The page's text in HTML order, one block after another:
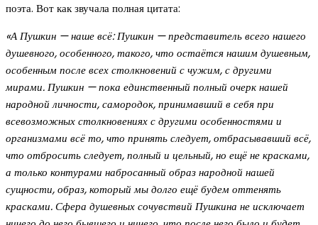
поэта. Вот как звучала полная цитата:
«А Пушкин — наше всё: Пушкин — представитель всего нашего
душевного, особенного, такого, что остаётся нашим душевным,
особенным после всех столкновений с чужим, с другими
мирами. Пушкин — пока единственный полный очерк нашей
народной личности, самородок, принимавший в себя при
всевозможных столкновениях с другими особенностями и
организмами всё то, что принять следует, отбрасывавший всё,
что отбросить следует, полный и цельный, но ещё не красками,
а только контурами набросанный образ народной нашей
сущности, образ, который мы долго ещё будем оттенять
красками. Сфера душевных сочувствий Пушкина не исключает